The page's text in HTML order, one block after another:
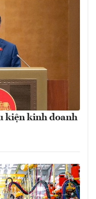
kiện kinh doanh